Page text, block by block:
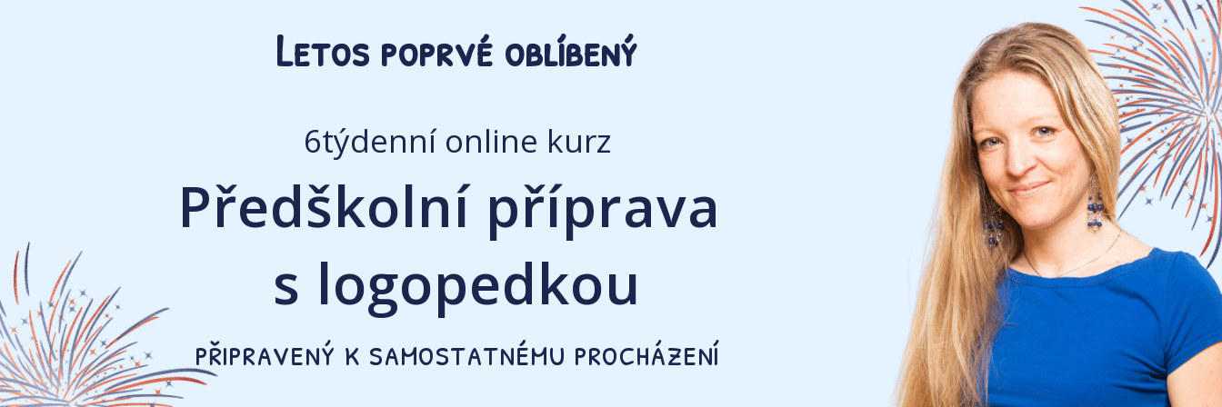
Letos poprvé oblíbený
6týdenní online kurz
Předškolní příprava
s logopedkou
připravený k samostatnému procházení